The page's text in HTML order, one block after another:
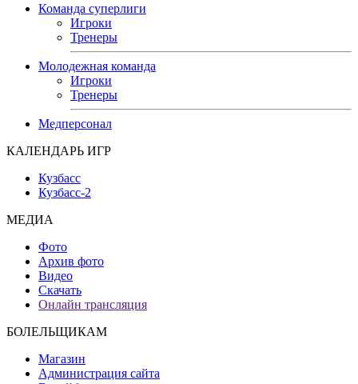
Команда суперлиги
Игроки
Тренеры
Молодежная команда
Игроки
Тренеры
Медперсонал
КАЛЕНДАРЬ ИГР
Кузбасс
Кузбасс-2
МЕДИА
Фото
Архив фото
Видео
Скачать
Онлайн трансляция
БОЛЕЛЬЩИКАМ
Магазин
Администрация сайта